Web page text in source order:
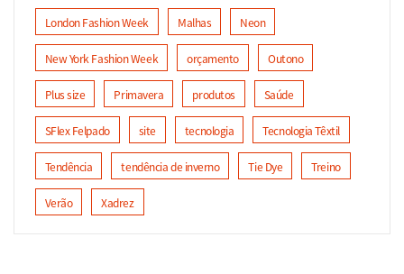
London Fashion Week Malhas Neon
New York Fashion Week orçamento Outono
Plus size Primavera produtos Saúde
SFlex Felpado site tecnologia Tecnologia Têxtil
Tendência tendência de inverno Tie Dye Treino
Verão Xadrez